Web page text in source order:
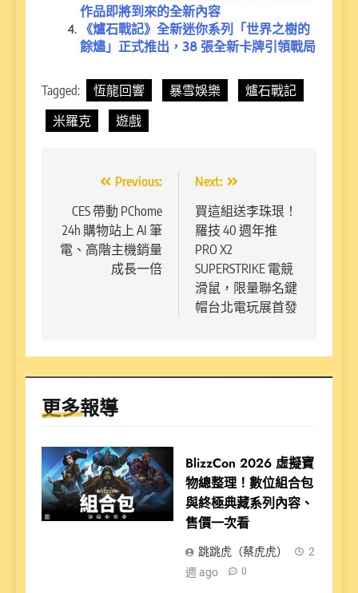
作品即將到來的全新內容
《爐石戰記》全新迷你系列「世界之樹的
餘燼」正式推出，38 張全新卡牌引領戰局
Tagged: 恆龍回響 暴雪娛樂
爐石戰記
米羅克
遊戲
章
導
Previous:
CES 帶動 PChome
24h 購物站上 AI 筆
電、高階主機銷量
成長一倍
Next:
買這組送李珠珢！
羅技 40 週年推
PRO X2
SUPERSTRIKE 電競
滑鼠，限量聯名鍵
帽台北電玩展首發
更多報導
BlizzCon 2026 虛擬寶
物總整理！數位組合包
與終極典藏系列內容、
售價一次看
跳跳虎（蔡虎虎）
2
週 ago
0